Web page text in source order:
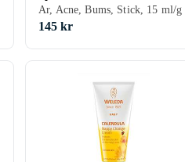
Ar, Acne, Bums, Stick, 15 ml/g
145 kr